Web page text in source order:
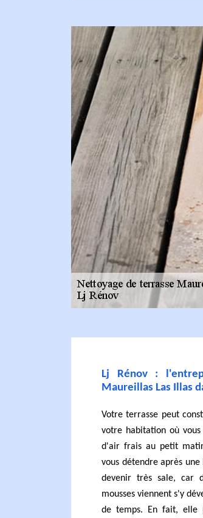
Lj Rénov :
Maureillas Las Illas
Votre terrasse peut
votre habitation où
d'air frais au petit
vous détendre après
devenir très sale, car
mousses viennent s'y
de temps. En fait, elle